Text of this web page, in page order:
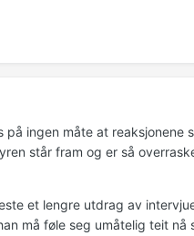
ingen måte at reaksjonene
står fram og er så
et lengre utdrag av
må føle seg umåtelig teit nå